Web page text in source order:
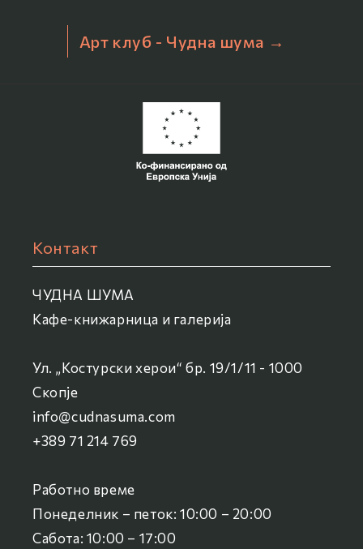
Арт клуб - Чудна шума →
Контакт
ЧУДНА ШУМА
Кафе-книжарница и галерија
Ул. „Костурски херои“ бр. 19/1/11 - 1000
Скопје
info@cudnasuma.com
+389 71 214 769
Работно време
Понеделник – петок: 10:00 – 20:00
Сабота: 10:00 – 17:00